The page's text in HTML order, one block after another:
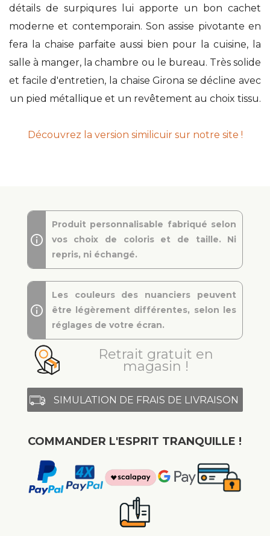
détails de surpiqures lui apporte un bon cachet
moderne et contemporain. Son assise pivotante en
fera la chaise parfaite aussi bien pour la cuisine, la
salle à manger, la chambre ou le bureau. Très solide
et facile d'entretien, la chaise Girona se décline avec
un pied métallique et un revêtement au choix tissu.
Découvrez la version similicuir sur notre site !
Produit personnalisable fabriqué selon
vos choix de coloris et de taille. Ni
repris, ni échangé.
Les couleurs des nuanciers peuvent
être légèrement différentes, selon les
réglages de votre écran.
Retrait gratuit en
magasin !
SIMULATION DE FRAIS DE LIVRAISON
COMMANDER L'ESPRIT TRANQUILLE !